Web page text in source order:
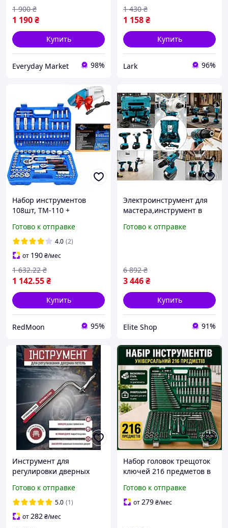
1 190₴
1 900 ₴
Купить
Everyday Market 98%
1 158₴
1 430 ₴
Купить
Lark 96%
Набор инструментов
108шт, TM-110 +
Vacuum Cleaner / Набор
ключей для машины
Готово к отправке
4.0 (2)
от 190₴/мес
1 142.55₴
1 632.22 ₴
Купить
RedMoon 95%
Электроинструмент для
мастера,инструмент в
аккумуляторами,шурупов
Готово к отправке
3 446₴
6 892 ₴
Купить
Elite Shop 91%
Инструмент для
регулировки дверных
нержавеющей стали
Готово к отправке
5.0 (1)
от282₴/мес
Набор головок трещоток
ключей 216 предметов в
Автомобильный набор
инструментов
Готово к отправке
от279₴/мес